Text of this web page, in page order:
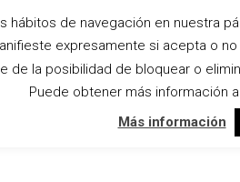
Inicio Bodas
de navegación en nuestra
expresamente si acepta o
la posibilidad de bloquear o
Puede obtener más información
Más información